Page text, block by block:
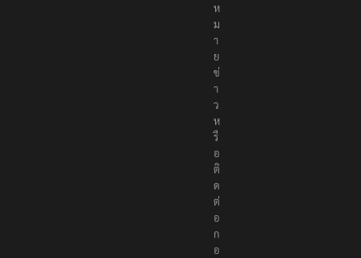
ห
ม
า
ย
ข่
า
ว
ห
รื
อ
ติ
ด
ต่
อ
ก
อ